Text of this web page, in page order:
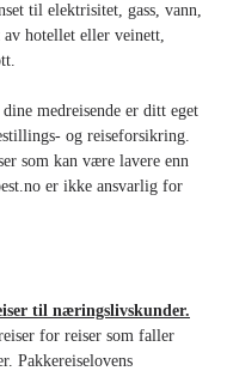
til elektrisitet, gass, vann,
hotellet eller veinett,
medreisende er ditt eget
og reiseforsikring.
som kan være lavere enn
er ikke ansvarlig for
til næringslivskunder.
for reiser som faller
Pakkereiselovens